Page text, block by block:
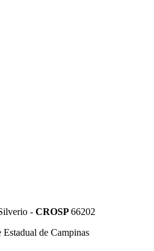
- CROSP66202
de Campinas